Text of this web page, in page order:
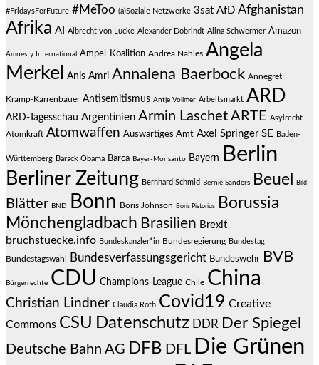
#FridaysForFuture #MeToo (a)Soziale Netzwerke 3sat AfD Afghanistan
Afrika AI Albrecht von Lucke Alexander Dobrindt Alina Schwermer Amazon
Amnesty International Ampel-Koalition Andrea Nahles Angela
Merkel
Anis Amri Annalena Baerbock Annegret
Kramp-Karrenbauer Antisemitismus Antje Vollmer Arbeitsmarkt ARD
ARD-Tagesschau Argentinien Armin Laschet ARTE Asylrecht
Atomkraft Atomwaffen Auswärtiges Amt Axel Springer SE Baden-
Württemberg Barack Obama Barca Bayer-Monsanto Bayern Berlin
Berliner Zeitung Bernhard Schmid Bernie Sanders Beuel Bild
Blätter BND Bonn Boris Johnson Boris Pistorius
Borussia
Mönchengladbach Brasilien Brexit
bruchstuecke.info Bundeskanzler*in Bundesregierung Bundestag
Bundestagswahl Bundesverfassungsgericht Bundeswehr BVB
Bürgerrechte CDU Champions-League Chile China
Christian Lindner Claudia Roth Covid19 Creative
Commons CSU Datenschutz DDR Der Spiegel
Deutsche Bahn AG DFB DFL Die Grünen